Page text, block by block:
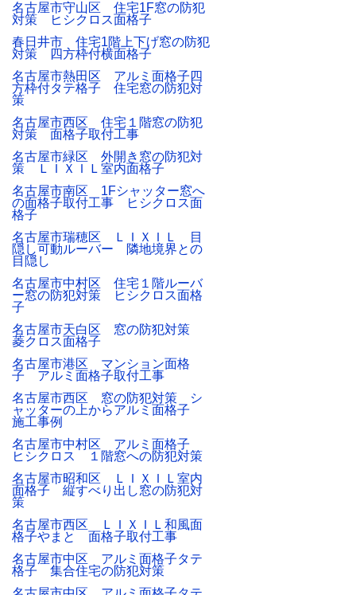
名古屋市守山区 住宅1F窓の防犯
対策 ヒシクロス面格子
春日井市 住宅1階上下げ窓の防犯
対策 四方枠付横面格子
名古屋市熱田区 アルミ面格子四
方枠付タテ格子 住宅窓の防犯対
策
名古屋市西区 住宅１階窓の防犯
対策 面格子取付工事
名古屋市緑区 外開き窓の防犯対
策 ＬＩＸＩＬ室内面格子
名古屋市南区 1Fシャッター窓へ
の面格子取付工事 ヒシクロス面
格子
名古屋市瑞穂区 ＬＩＸＩＬ 目
隠し可動ルーバー 隣地境界との
目隠し
名古屋市中村区 住宅１階ルーバ
ー窓の防犯対策 ヒシクロス面格
子
名古屋市天白区 窓の防犯対策
菱クロス面格子
名古屋市港区 マンション面格
子 アルミ面格子取付工事
名古屋市西区 窓の防犯対策 シ
ャッターの上からアルミ面格子
施工事例
名古屋市中村区 アルミ面格子
ヒシクロス １階窓への防犯対策
名古屋市昭和区 ＬＩＸＩＬ室内
面格子 縦すべり出し窓の防犯対
策
名古屋市西区 ＬＩＸＩＬ和風面
格子やまと 面格子取付工事
名古屋市中区 アルミ面格子タテ
格子 集合住宅の防犯対策